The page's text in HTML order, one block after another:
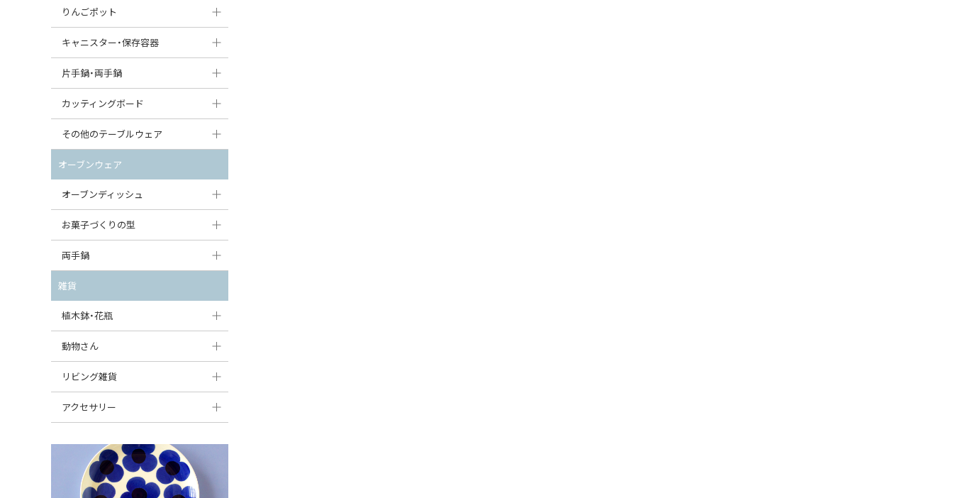
すべて見る
中皿（18〜24cm）
丸皿
スープ皿
ダルマプレート
たまご型プレート
ハート型プレート
変形プレート
分割ディッシュ
すべて見る
大鉢（21cm〜）
中鉢（16〜21cm）
丸鉢・どんぶり・ボウル
茶碗
オーバルボウル
ハートボウル
葉っぱ型ボウル
りんご型ボウル
いちご型ボウル
星型ボウル
スープカップ
そば猪口・フリーカップ
ココット
りんごポット
りんごポット
りんごポット小
キャニスター・保存容器
キャニスター
つぼ
ガーリックポット
オニオンキャニスター
ガーリックキャニスター
チーズケース
バターディッシュ
六角形ポット
ボトル
すべて見る
片手鍋・両手鍋
ソースパン（片手鍋）
スープチュリーン
カッティングボード
角型カッティングボード
丸型カッティングボード
すべて見る
その他のテーブルウェア
調味料入れ
グレイヴィーボート
エッグカップ
ケーキスタンド
カトラリー
はしおき・カトラリーレスト
オーブンウェア
オーブンディッシュ
大型（24cm〜）
中型（18〜24cm）
スクエアオーブンディッシュ
オーバルオーブンディッシュ
すべて見る
お菓子づくりの型
パウンド型
マフィン型
すべて見る
両手鍋
チュリーン
キャセロール
すべて見る
雑貨
植木鉢・花瓶
植木鉢
花瓶
動物さん
フィギュア・置物
貯金箱
オーナメント
リビング雑貨
スツール
バス・洗面用品
家具小物
アクセサリー
ペンダントトップ
すべて見る